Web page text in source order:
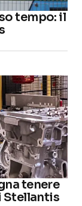
tempo: il
tenere
Stellantis